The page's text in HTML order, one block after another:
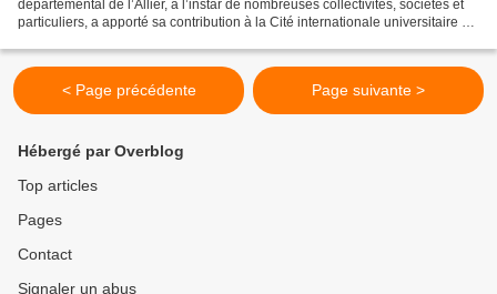
départemental de l’Allier, à l’instar de nombreuses collectivités, sociétés et
particuliers, a apporté sa contribution à la Cité internationale universitaire de
< Page précédente Page suivante >
Hébergé par Overblog
Top articles
Pages
Contact
Signaler un abus